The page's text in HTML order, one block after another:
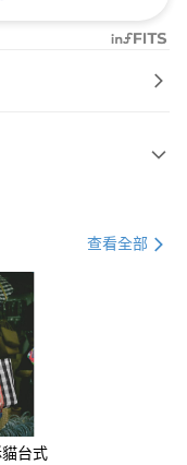
查看全部
台式